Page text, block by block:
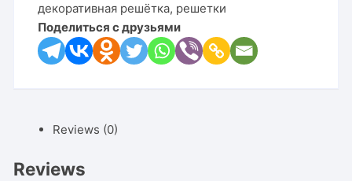
декоративная решётка, решетки
Поделиться с друзьями
Reviews (0)
Reviews